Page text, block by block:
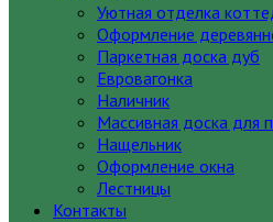
Уютная отделка
Оформление
Паркетная доска дуб
Евровагонка
Наличник
Массивная доска для
Нащельник
Оформление окна
Лестницы
Контакты